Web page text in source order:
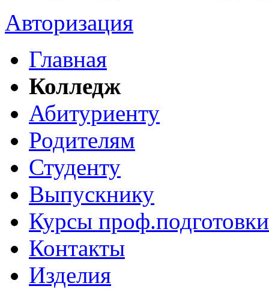
Авторизация
Главная
Колледж
Абитуриенту
Родителям
Студенту
Выпускнику
Курсы проф.подготовки
Контакты
Изделия